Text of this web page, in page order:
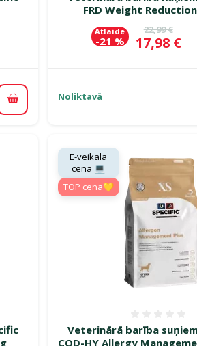
Pievienot grozam
FRD Weight
Oriģinālā
22,99 €
Cena
17,98 €
Atlaide
-21 %
Noliktavā
Veterinārā barība
COD-HY Allergy
E-veikala
cena 💻
TOP cena💛